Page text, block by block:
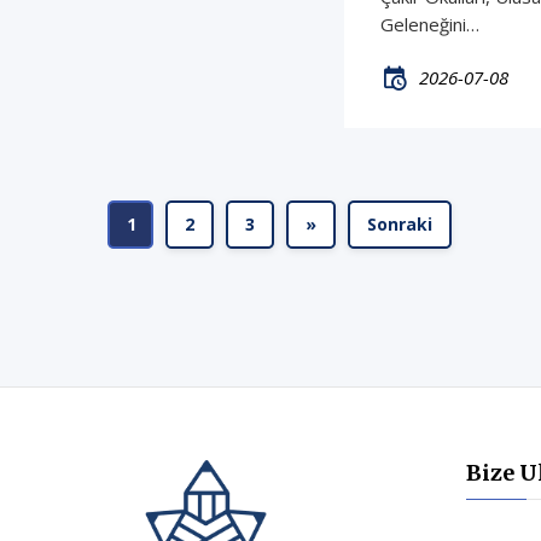
Geleneğini…
2026-07-08
1 2 3 » Sonraki
Bize